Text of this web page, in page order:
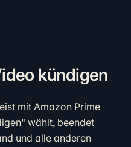
kündigen
mit Amazon Prime
wählt, beendet
und alle anderen